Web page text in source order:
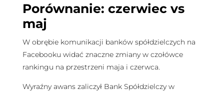
Porównanie: czerwiec vs
maj
W obrębie komunikacji banków spółdzielczych na
Facebooku widać znaczne zmiany w czołówce
rankingu na przestrzeni maja i czerwca.
Wyraźny awans zaliczył Bank Spółdzielczy w